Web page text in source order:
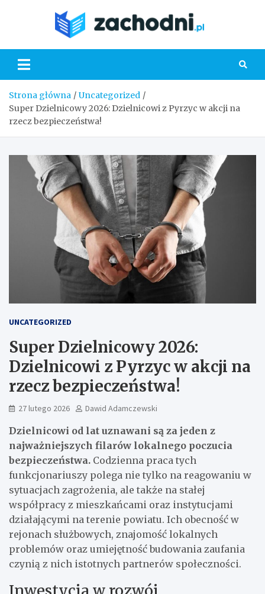
Strona główna
Uncategorized
Super Dzielnicowy 2026: Dzielnicowi z Pyrzyc w akcji na
rzecz bezpieczeństwa!
UNCATEGORIZED
Super Dzielnicowy 2026:
Dzielnicowi z Pyrzyc w akcji na
rzecz bezpieczeństwa!
27 lutego 2026 Dawid Adamczewski
Dzielnicowi od lat uznawani są za jeden z
najważniejszych filarów lokalnego poczucia
bezpieczeństwa. Codzienna praca tych
funkcjonariuszy polega nie tylko na reagowaniu w
sytuacjach zagrożenia, ale także na stałej
współpracy z mieszkańcami oraz instytucjami
działającymi na terenie powiatu. Ich obecność w
rejonach służbowych, znajomość lokalnych
problemów oraz umiejętność budowania zaufania
czynią z nich istotnych partnerów społeczności.